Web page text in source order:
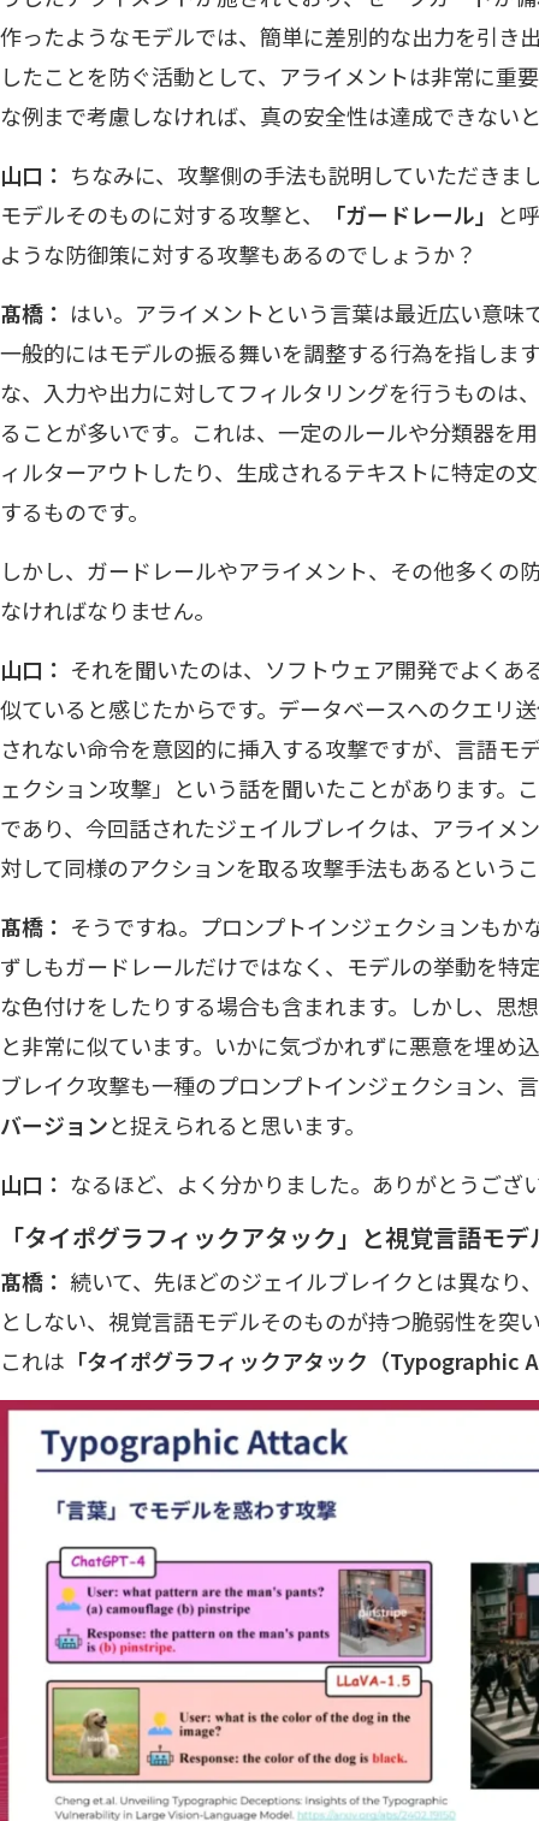
作ったようなモデルでは、簡単に差別的な出力を引き
したことを防ぐ活動として、アライメントは非常に重
な例まで考慮しなければ、真の安全性は達成できない
山口： ちなみに、攻撃側の手法も説明していただきま
モデルそのものに対する攻撃と、
「ガードレール」 と
ような防御策に対する攻撃もあるのでしょうか？
髙橋： はい。アライメントという言葉は最近広い意味
一般的にはモデルの振る舞いを調整する行為を指しま
な、入力や出力に対してフィルタリングを行うものは、
ることが多いです。これは、一定のルールや分類器を
ィルターアウトしたり、生成されるテキストに特定の
するものです。
しかし、ガードレールやアライメント、その他多くの
なければなりません。
山口： それを聞いたのは、ソフトウェア開発でよくあ
似ていると感じたからです。データベースへのクエリ
されない命令を意図的に挿入する攻撃ですが、言語モ
ェクション攻撃」という話を聞いたことがあります。
であり、今回話されたジェイルブレイクは、アライメ
対して同様のアクションを取る攻撃手法もあるという
髙橋： そうですね。プロンプトインジェクションもか
ずしもガードレールだけではなく、モデルの挙動を特
な色付けをしたりする場合も含まれます。しかし、思
と非常に似ています。いかに気づかれずに悪意を埋め
ブレイク攻撃も一種のプロンプトインジェクション、
バージョンと捉えられると思います。
山口： なるほど、よく分かりました。ありがとうござ
「タイポグラフィックアタック」と視覚言語モ
髙橋： 続いて、先ほどのジェイルブレイクとは異なり
としない、視覚言語モデルそのものが持つ脆弱性を突
これは 「タイポグラフィックアタック（Typographic